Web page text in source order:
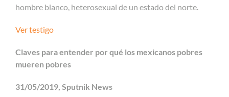
hombre blanco, heterosexual de un estado del norte.
Ver testigo
Claves para entender por qué los mexicanos pobres
mueren pobres
31/05/2019, Sputnik News